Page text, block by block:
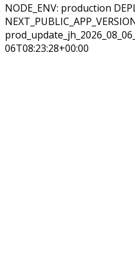
NODE_ENV: production
06T08:23:28+00:00